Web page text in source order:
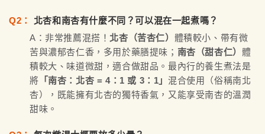
Q2：
北杏和南杏有什麼不同？可以混在一起煮嗎？
A：非常推薦混搭！ 北杏（苦杏仁） 體積較小、帶有微
苦與濃郁杏仁香，多用於藥膳提味； 南杏（甜杏仁） 體
積較大、味道微甜，適合做甜品。最內行的養生煮法是
將 「南杏：北杏 = 4：1 或 3：1」混合使用（俗稱南北
杏），既能擁有北杏的獨特香氣，又能享受南杏的溫潤
甜味。